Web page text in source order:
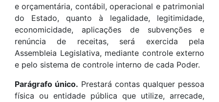
e orçamentária, contábil, operacional e patrimonial
do Estado, quanto à legalidade, legitimidade,
economicidade, aplicações de subvenções e
renúncia de receitas, será exercida pela
Assembleia Legislativa, mediante controle externo
e pelo sistema de controle interno de cada Poder.
Parágrafo único. Prestará contas qualquer pessoa
física ou entidade pública que utilize, arrecade,